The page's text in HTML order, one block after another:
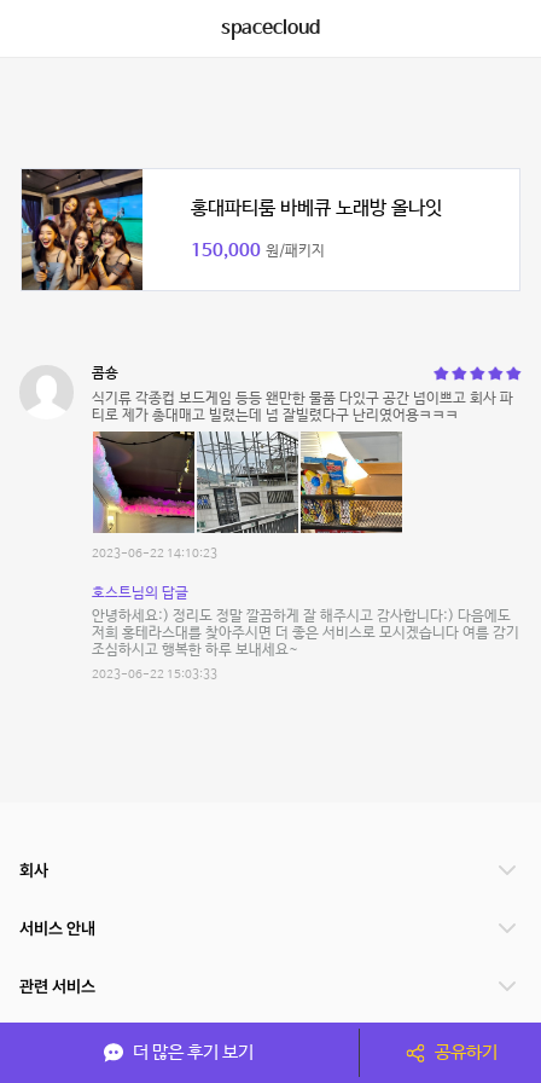
spacecloud
홍대파티룸 바베큐 노래방 올나잇
150,000 원/패키지
콤숑
식기류 각종컵 보드게임 등등 왠만한 물품 다있구 공간 넘이쁘고 회사 파
티로 제가 총대매고 빌렸는데 넘 잘빌렸다구 난리였어용ㅋㅋㅋ
2023-06-22 14:10:23
호스트님의 답글
안녕하세요:) 정리도 정말 깔끔하게 잘 해주시고 감사합니다:) 다음에도
저희 홍테라스대를 찾아주시면 더 좋은 서비스로 모시겠습니다 여름 감기
조심하시고 행복한 하루 보내세요~
2023-06-22 15:03:33
더 많은 후기 보기 공유하기
회사
서비스 안내
관련 서비스